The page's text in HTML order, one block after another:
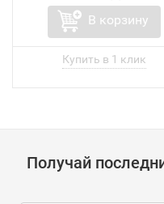
В корзину
Получай